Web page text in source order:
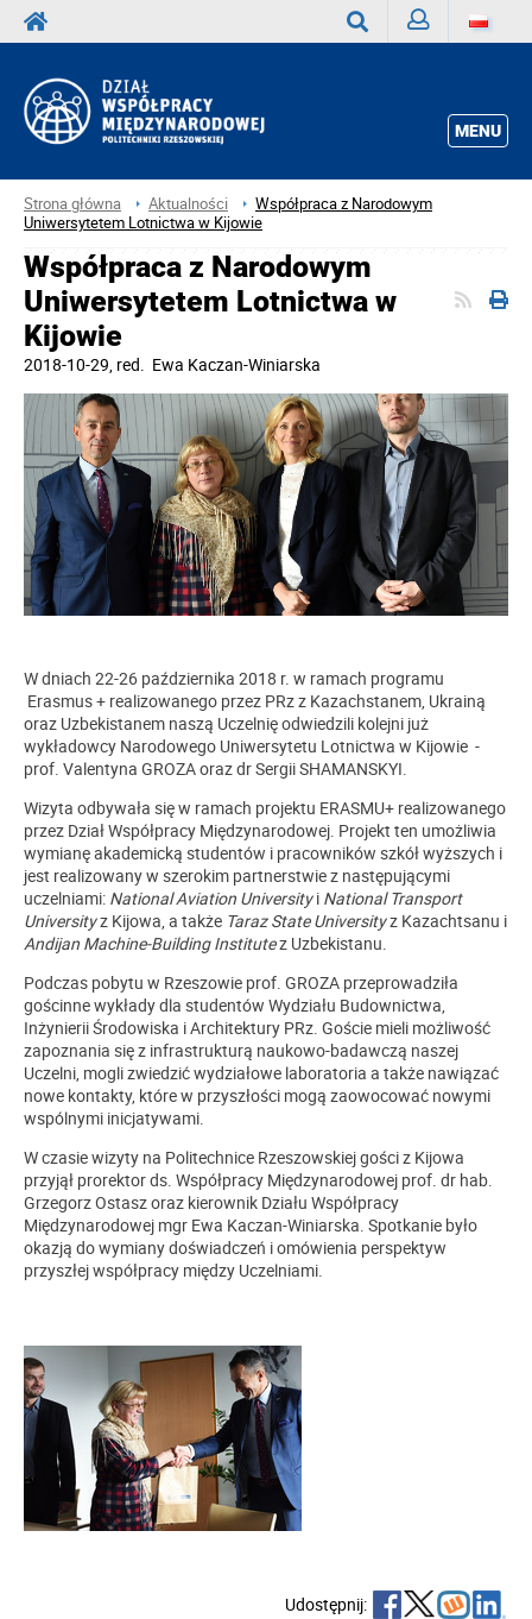
MENU
Strona główna Aktualności
Współpraca z Narodowym
Uniwersytetem Lotnictwa w Kijowie
Współpraca z Narodowym
Uniwersytetem Lotnictwa w
Kijowie
2018-10-29, red. Ewa Kaczan-Winiarska
W dniach 22-26 października 2018 r. w ramach programu
Erasmus + realizowanego przez PRz z Kazachstanem, Ukrainą
oraz Uzbekistanem naszą Uczelnię odwiedzili kolejni już
wykładowcy Narodowego Uniwersytetu Lotnictwa w Kijowie -
prof. Valentyna GROZA oraz dr Sergii SHAMANSKYI.
Wizyta odbywała się w ramach projektu ERASMU+ realizowanego
przez Dział Współpracy Międzynarodowej. Projekt ten umożliwia
wymianę akademicką studentów i pracowników szkół wyższych i
jest realizowany w szerokim partnerstwie z następującymi
uczelniami: National Aviation Universityi National Transport
Universityz Kijowa, a także Taraz State Universityz Kazachtsanu i
Andijan Machine-Building Institutez Uzbekistanu.
Podczas pobytu w Rzeszowie prof. GROZA przeprowadziła
gościnne wykłady dla studentów Wydziału Budownictwa,
Inżynierii Środowiska i Architektury PRz. Goście mieli możliwość
zapoznania się z infrastrukturą naukowo-badawczą naszej
Uczelni, mogli zwiedzić wydziałowe laboratoria a także nawiązać
nowe kontakty, które w przyszłości mogą zaowocować nowymi
wspólnymi inicjatywami.
W czasie wizyty na Politechnice Rzeszowskiej gości z Kijowa
przyjął prorektor ds. Współpracy Międzynarodowej prof. dr hab.
Grzegorz Ostasz oraz kierownik Działu Współpracy
Międzynarodowej mgr Ewa Kaczan-Winiarska. Spotkanie było
okazją do wymiany doświadczeń i omówienia perspektyw
przyszłej współpracy między Uczelniami.
Udostępnij: